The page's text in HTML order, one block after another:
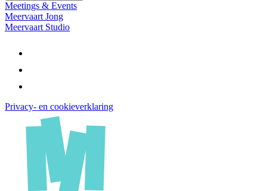
Meetings & Events
Meervaart Jong
Meervaart Studio
Privacy- en cookieverklaring